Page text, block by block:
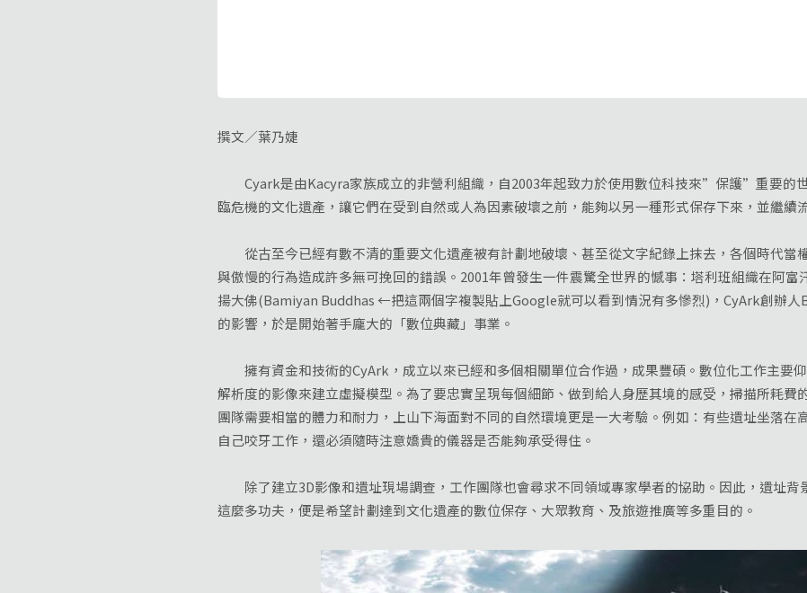
撰文／葉乃婕
Cyark是由Kacyra家族成立的非營利組織，自2003年起致力於使用數位科技來”保護”重要的
臨危機的文化遺產，讓它們在受到自然或人為因素破壞之前，能夠以另一種形式保存下來，並繼續
從古至今已經有數不清的重要文化遺產被有計劃地破壞、甚至從文字紀錄上抹去，各個時代當
與傲慢的行為造成許多無可挽回的錯誤。2001年曾發生一件震驚全世界的憾事：塔利班組織在阿富
揚大佛(Bamiyan Buddhas ←把這兩個字複製貼上Google就可以看到情況有多慘烈)，CyArk創辦人
的影響，於是開始著手龐大的「數位典藏」事業。
擁有資金和技術的CyArk，成立以來已經和多個相關單位合作過，成果豐碩。數位化工作主要
解析度的影像來建立虛擬模型。為了要忠實呈現每個細節、做到給人身歷其境的感受，掃描所耗費
團隊需要相當的體力和耐力，上山下海面對不同的自然環境更是一大考驗。例如：有些遺址坐落在
自己咬牙工作，還必須隨時注意嬌貴的儀器是否能夠承受得住。
除了建立3D影像和遺址現場調查，工作團隊也會尋求不同領域專家學者的協助。因此，遺址背
這麼多功夫，便是希望計劃達到文化遺產的數位保存、大眾教育、及旅遊推廣等多重目的。